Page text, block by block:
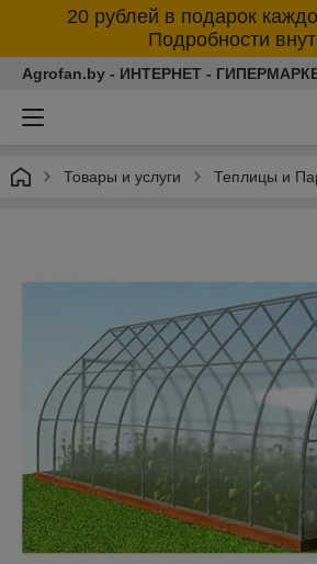
20 рублей в подарок
Подробности
Agrofan.by - ИНТЕРНЕТ -
Товары и услуги Теплицы и